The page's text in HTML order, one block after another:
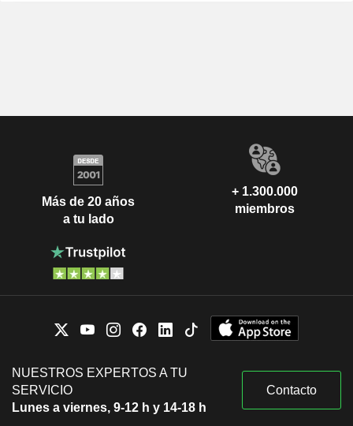
Más de 20 años
a tu lado
+ 1.300.000
miembros
NUESTROS EXPERTOS A TU
SERVICIO
Lunes a viernes, 9-12 h y 14-18 h
Contacto